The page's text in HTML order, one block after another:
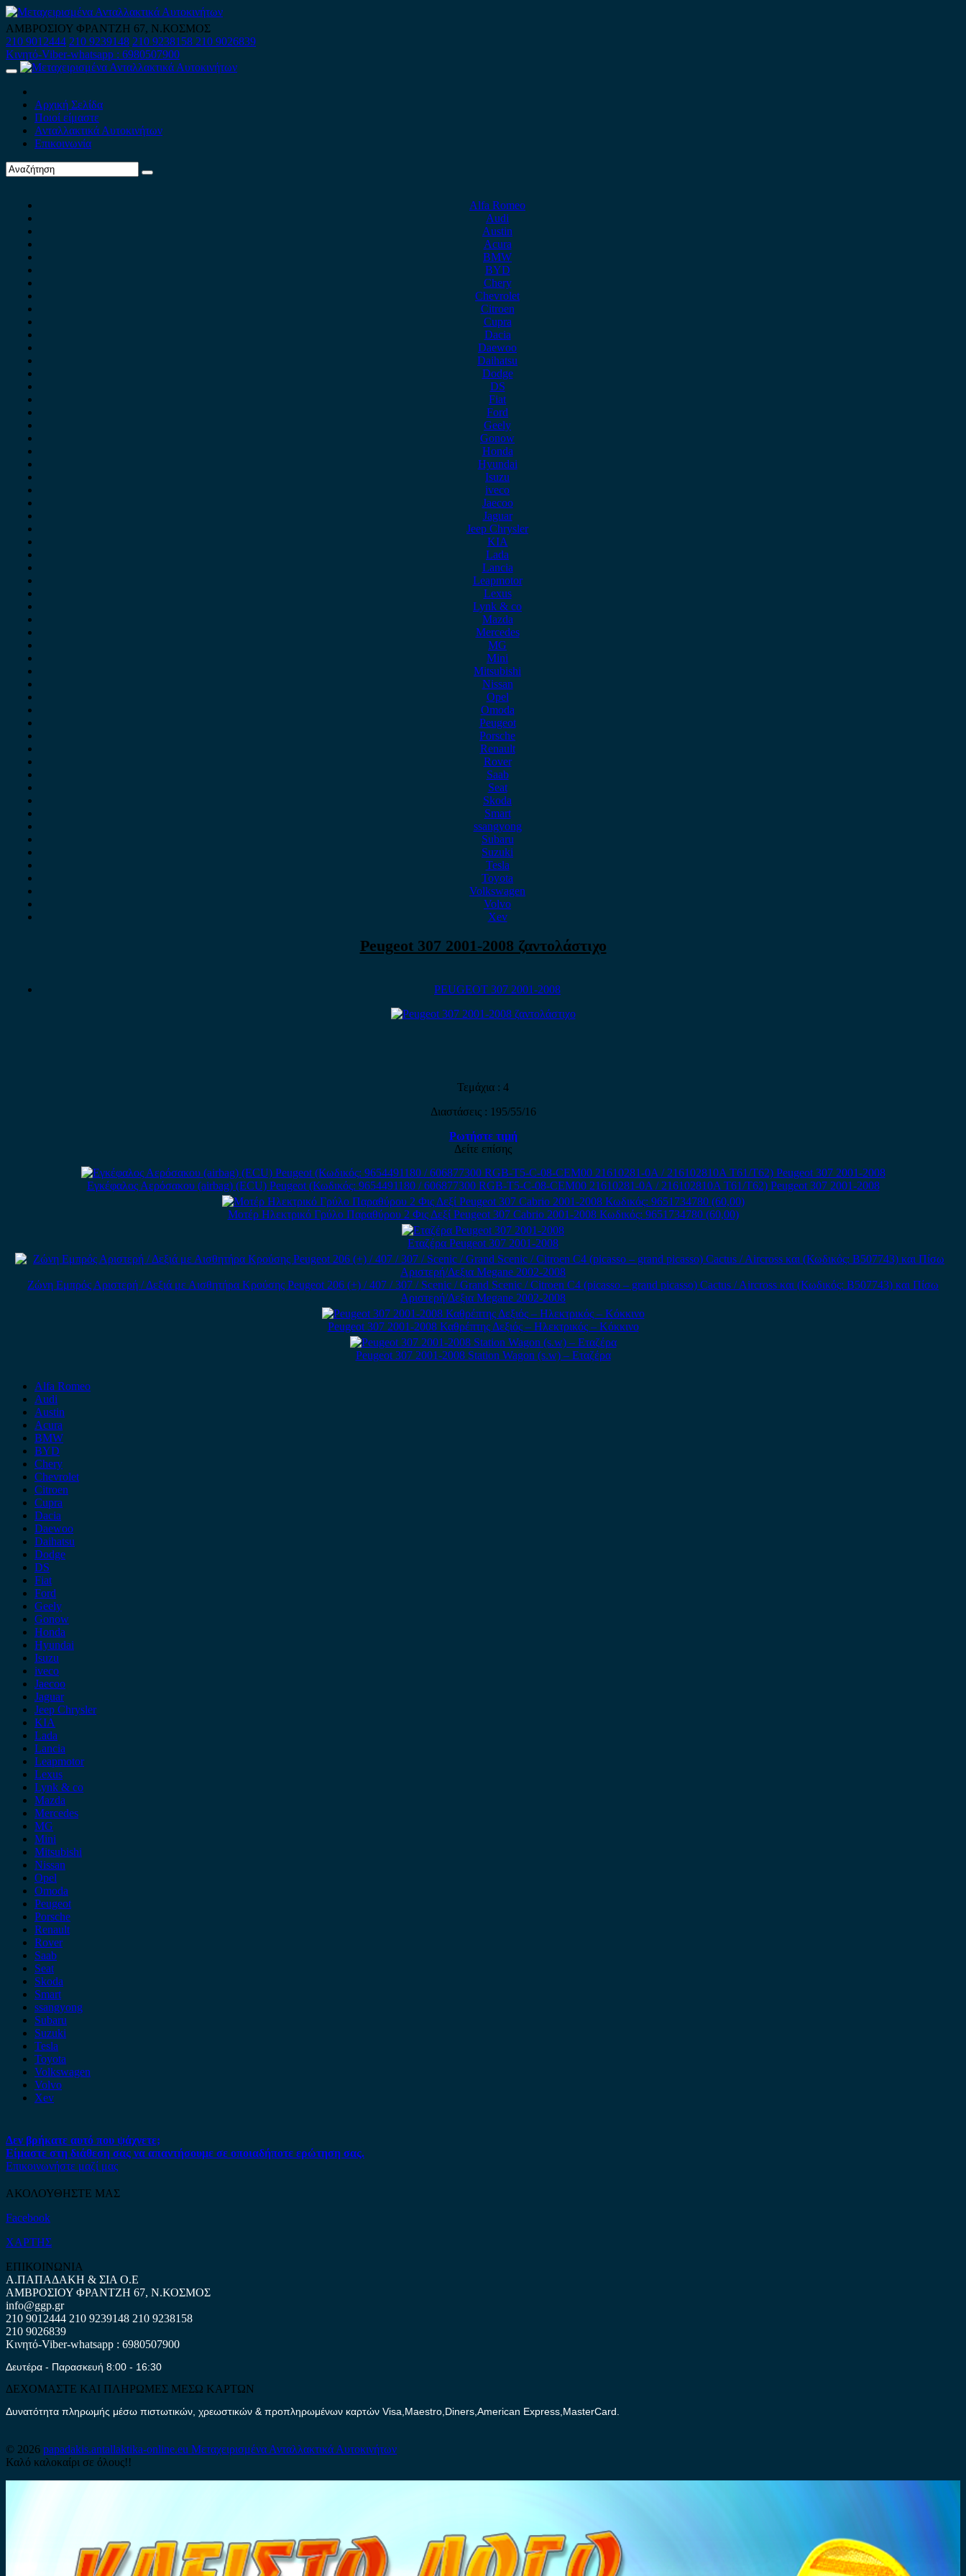
Skip
to
content
ΑΜΒΡΟΣΙΟΥ ΦΡΑΝΤΖΗ 67, Ν.ΚΟΣΜΟΣ
210 9012444 210 9239148 210 9238158 210 9026839
Κινητό-Viber-whatsapp : 6980507900
Primary
Αρχική Σελίδα
Ποιοί είμαστε
Ανταλλακτικά Αυτοκινήτων
Επικοινωνία
Alfa Romeo
Audi
Austin
Acura
BMW
BYD
Chery
Chevrolet
Citroen
Cupra
Dacia
Daewoo
Daihatsu
Dodge
DS
Fiat
Ford
Geely
Gonow
Honda
Hyundai
Isuzu
iveco
Jaecoo
Jaguar
Jeep Chrysler
KIA
Lada
Lancia
Leapmotor
Lexus
Lynk & co
Mazda
Mercedes
MG
Mini
Mitsubishi
Nissan
Opel
Omoda
Peugeot
Porsche
Renault
Rover
Saab
Seat
Skoda
Smart
ssangyong
Subaru
Suzuki
Tesla
Toyota
Volkswagen
Volvo
Xev
Peugeot 307 2001-2008 ζαντολάστιχο
PEUGEOT 307 2001-2008
Τεμάχια : 4
Διαστάσεις : 195/55/16
Ρωτήστε τιμή
Δείτε επίσης
Εγκέφαλος Αερόσακου (airbag) (ECU) Peugeot (Κωδικός: 9654491180 / 606877300 RGB-T5-C-08-CEM00 21610281-0A / 216102810A T61/T62) Peugeot 307 2001-2008
Μοτέρ Ηλεκτρικό Γρύλο Παραθύρου 2 Φις Δεξί Peugeot 307 Cabrio 2001-2008 Κωδικός: 9651734780 (60,00)
Εταζέρα Peugeot 307 2001-2008
Ζώνη Εμπρός Αριστερή / Δεξιά με Αισθητήρα Κρούσης Peugeot 206 (+) / 407 / 307 / Scenic / Grand Scenic / Citroen C4 (picasso – grand picasso) Cactus / Aircross και (Κωδικός: B507743) και Πίσω
Αριστερή/Δεξια Megane 2002-2008
Peugeot 307 2001-2008 Καθρέπτης Δεξιός – Ηλεκτρικός – Κόκκινο
Peugeot 307 2001-2008 Station Wagon (s.w) – Εταζέρα
Alfa Romeo
Audi
Austin
Acura
BMW
BYD
Chery
Chevrolet
Citroen
Cupra
Dacia
Daewoo
Daihatsu
Dodge
DS
Fiat
Ford
Geely
Gonow
Honda
Hyundai
Isuzu
iveco
Jaecoo
Jaguar
Jeep Chrysler
KIA
Lada
Lancia
Leapmotor
Lexus
Lynk & co
Mazda
Mercedes
MG
Mini
Mitsubishi
Nissan
Opel
Omoda
Peugeot
Porsche
Renault
Rover
Saab
Seat
Skoda
Smart
ssangyong
Subaru
Suzuki
Tesla
Toyota
Volkswagen
Volvo
Xev
Δεν βρήκατε αυτό που ψάχνετε;
Είμαστε στη διάθεση σας να απαντήσουμε σε οποιαδήποτε ερώτηση σας.
Επικοινωνήστε μαζί μας
ΑΚΟΛΟΥΘΗΣΤΕ ΜΑΣ
Facebook
ΧΑΡΤΗΣ
ΕΠΙΚΟΙΝΩΝΙΑ
Α.ΠΑΠΑΔΑΚΗ & ΣΙΑ Ο.Ε
ΑΜΒΡΟΣΙΟΥ ΦΡΑΝΤΖΗ 67, Ν.ΚΟΣΜΟΣ
info@ggp.gr
210 9012444 210 9239148 210 9238158
210 9026839
Κινητό-Viber-whatsapp : 6980507900
Δευτέρα - Παρασκευή 8:00 - 16:30
ΔΕΧΟΜΑΣΤΕ ΚΑΙ ΠΛΗΡΩΜΕΣ ΜΕΣΩ ΚΑΡΤΩΝ
Δυνατότητα πληρωμής μέσω πιστωτικών, χρεωστικών & προπληρωμένων καρτών Visa,Maestro,Diners,American Express,MasterCard.
© 2026 papadakis.antallaktika-online.eu Μεταχειρισμένα Ανταλλακτικά Αυτοκινήτων
Καλό καλοκαίρι σε όλους!!